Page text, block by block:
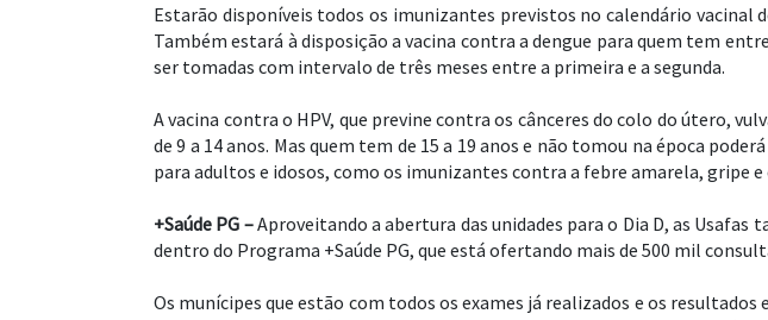
Estarão disponíveis todos os imunizantes previstos no calendário
Também estará à disposição a vacina contra a dengue para quem tem
ser tomadas com intervalo de três meses entre a primeira e a segunda.
A vacina contra o HPV, que previne contra os cânceres do colo do útero,
de 9 a 14 anos. Mas quem tem de 15 a 19 anos e não tomou na época
para adultos e idosos, como os imunizantes contra a febre amarela, gripe e
+Saúde PG –Aproveitando a abertura das unidades para o Dia D, as
dentro do Programa +Saúde PG, que está ofertando mais de 500 mil
Os munícipes que estão com todos os exames já realizados e os